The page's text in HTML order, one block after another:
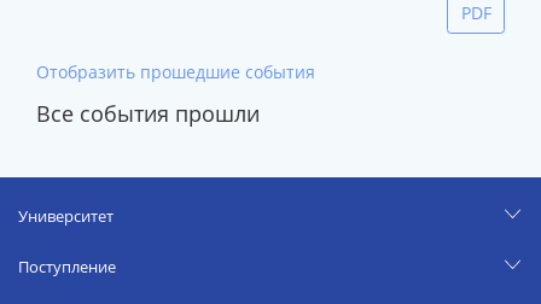
PDF
Отобразить прошедшие события
Все события прошли
Университет
Поступление